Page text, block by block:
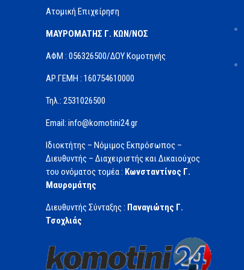
Ατομική Επιχείρηση
ΜΑΥΡΟΜΑΤΗΣ Γ. ΚΩΝ/ΝΟΣ
ΑΦΜ : 056326500/ΔOΥ Κομοτηνής
ΑΡ.ΓΕΜΗ : 160754610000
Τηλ.: 2531026500
Email: info@komotini24.gr
Ιδιοκτήτης – Νόμιμος Εκπρόσωπος –
Διευθυντής – Διαχειριστής και Δικαιούχος
του ονόματος τομέα : Κωνσταντίνος Γ.
Μαυρομάτης
Διευθυντής Σύνταξης : Παναγιώτης Γ.
Τσοχλιάς